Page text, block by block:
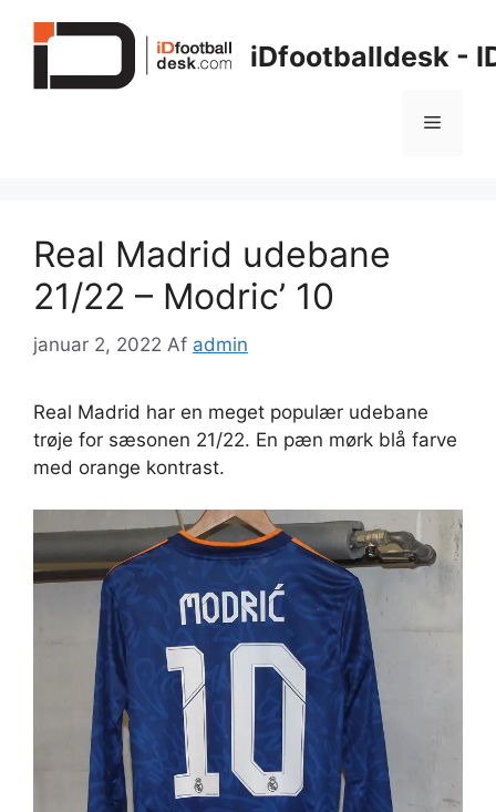
iDfootballdesk -
Menu
Real Madrid udebane
21/22 – Modric’ 10
januar 2, 2022 Af admin
Real Madrid har en meget populær udebane
trøje for sæsonen 21/22. En pæn mørk blå farve
med orange kontrast.